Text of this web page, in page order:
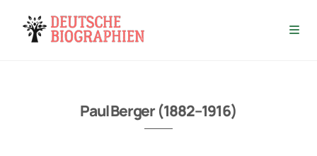
Paul Berger (1882–1916)